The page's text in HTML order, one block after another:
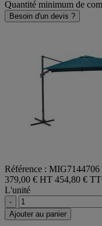
Quantité minimum de
Besoin d'un devis ?
Référence : MIG7144706
379,00 € HT 454,80 €
L'unité
-
Ajouter au panier